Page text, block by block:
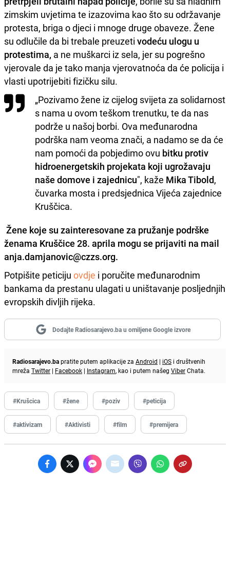
zimskim uvjetima te izazovima kao što su održavanje
protesta, briga o djeci i mnoge druge obaveze. Žene
su odlučile da bi trebale preuzeti vodeću ulogu u
protestima, a ne muškarci iz sela, jer su pogrešno
vjerovale da je tako manja vjerovatnoća da će policija i
vlasti upotrijebiti fizičku silu.
„Pozivamo žene iz cijelog svijeta za solidarnost
s nama u ovom teškom trenutku, te da nas
podrže u našoj borbi. Ova međunarodna
podrška nam veoma znači, a nadamo se da će
nam pomoći da pobjedimo ovu bitku protiv
hidroenergetskih projekata koji ugrožavaju
naše domove i zajednicu", kaže Mika Tibold,
čuvarka mosta i predsjednica Vijeća zajednice
Kruščica.
Žene koje su zainteresovane za pružanje podrške
ženama Kruščice 28. aprila mogu se prijaviti na mail
anja.damjanovic@czzs.org.
Potpišite peticiju ovdje i poručite međunarodnim
bankama da prestanu ulagati u uništavanje posljednjih
evropskih divljih rijeka.
Dodajte Radiosarajevo.ba u omiljene Google izvore
Radiosarajevo.bapratite putem aplikacije za Android | iOS i društvenih
mreža Twitter | Facebook | Instagram, kao i putem našeg ViberChata.
#Krušcica #žene #poziv #peticija
#aktivizam #Aktivisti #film #premijera